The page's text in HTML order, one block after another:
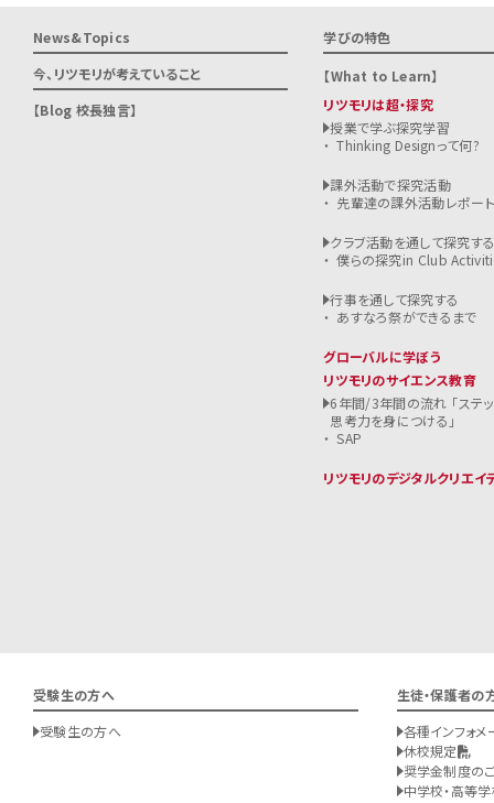
News&Topics
今、リツモリが考えていること
Blog 校長独言
学びの特色
What to Learn
リツモリは超・探究
授業で学ぶ探究学習
Thinking Designって何?
課外活動で探究活動
先輩達の課外活動レポート
クラブ活動を通して探究す
僕らの探究in Club
行事を通して探究する
あすなろ祭ができるまで
グローバルに学ぼう
リツモリのサイエンス教育
6年間/3年間の流れ 「ステ
思考力を身につける」
SAP
リツモリのデジタルクリエイ
受験生の方へ
受験生の方へ
生徒・保護者の
各種インフォメ
休校規定
奨学金制度の
中学校・高等